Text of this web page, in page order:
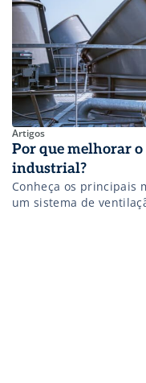
Artigos
Por que melhorar
industrial?
Conheça os principais
um sistema de